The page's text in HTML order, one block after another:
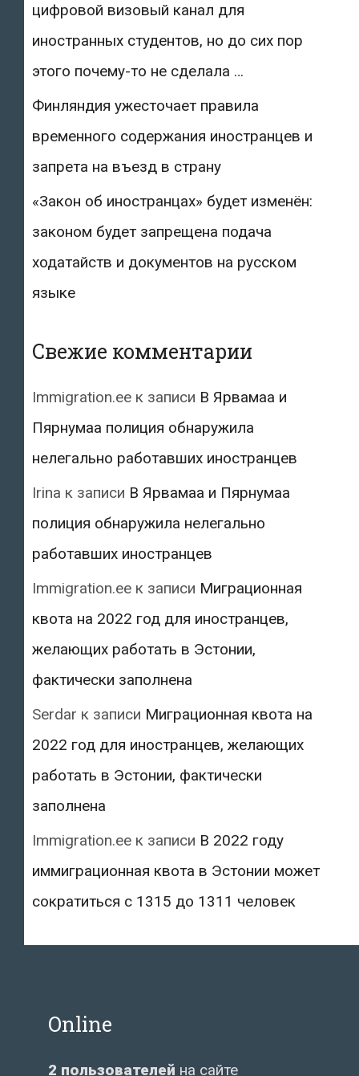
цифровой визовый канал для
иностранных студентов, но до сих пор
этого почему-то не сделала …
Финляндия ужесточает правила
временного содержания иностранцев и
запрета на въезд в страну
«Закон об иностранцах» будет изменён:
законом будет запрещена подача
ходатайств и документов на русском
языке
Свежие комментарии
Immigration.ee к записи В Ярвамаа и
Пярнумаа полиция обнаружила
нелегально работавших иностранцев
Irina к записи В Ярвамаа и Пярнумаа
полиция обнаружила нелегально
работавших иностранцев
Immigration.ee к записи Миграционная
квота на 2022 год для иностранцев,
желающих работать в Эстонии,
фактически заполнена
Serdar к записи Миграционная квота на
2022 год для иностранцев, желающих
работать в Эстонии, фактически
заполнена
Immigration.ee к записи В 2022 году
иммиграционная квота в Эстонии может
сократиться с 1315 до 1311 человек
Online
2 пользователей на сайте